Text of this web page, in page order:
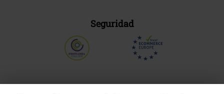
Seguridad